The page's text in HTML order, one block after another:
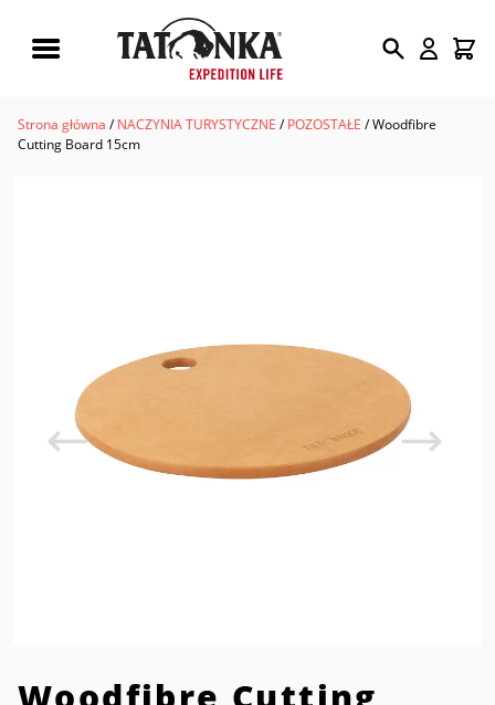
produktów
Strona główna /NACZYNIA TURYSTYCZNE /POZOSTAŁE / Woodfibre
Cutting Board 15cm